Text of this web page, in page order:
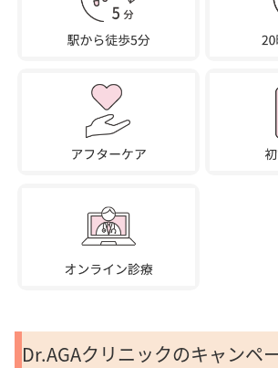
Dr.AGAクリニックのキャンペ